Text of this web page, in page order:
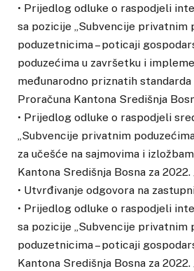
• Prijedlog odluke o raspodjeli
sa pozicije „Subvencije privatnim
poduzetnicima – poticaji
poduzećima u završetku i
međunarodno priznatih
Proračuna Kantona Središnja
• Prijedlog odluke o raspodjeli
„Subvencije privatnim
za učešće na sajmovima i
Kantona Središnja Bosna za 2022.
• Utvrđivanje odgovora na
• Prijedlog odluke o raspodjeli
sa pozicije „Subvencije privatnim
poduzetnicima – poticaji
Kantona Središnja Bosna za